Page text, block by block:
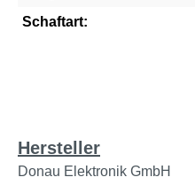
Schaftart:
Hersteller
Donau Elektronik GmbH